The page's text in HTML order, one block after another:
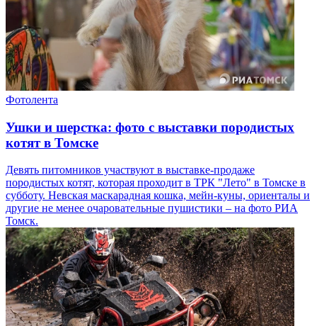
Фотолента
Ушки и шерстка: фото с выставки породистых
котят в Томске
Девять питомников участвуют в выставке-продаже
породистых котят, которая проходит в ТРК "Лето" в Томске в
субботу. Невская маскарадная кошка, мейн-куны, ориенталы и
другие не менее очаровательные пушистики – на фото РИА
Томск.